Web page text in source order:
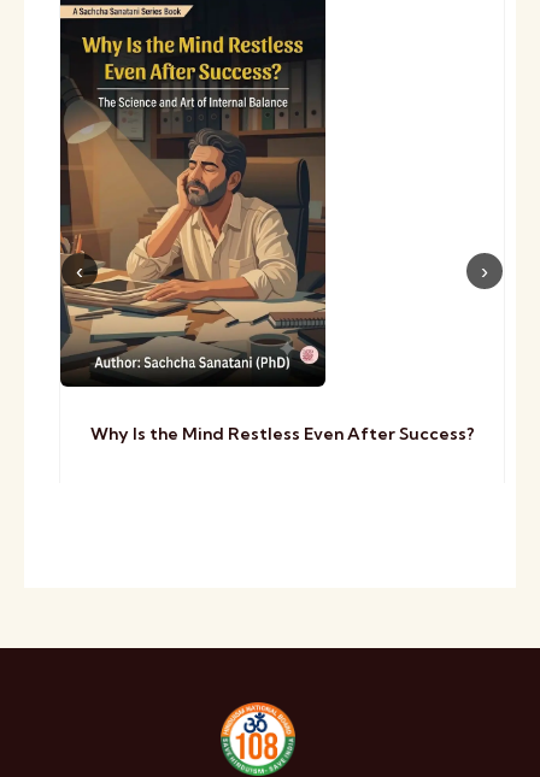
Why Is the Mind Restless Even After Success?